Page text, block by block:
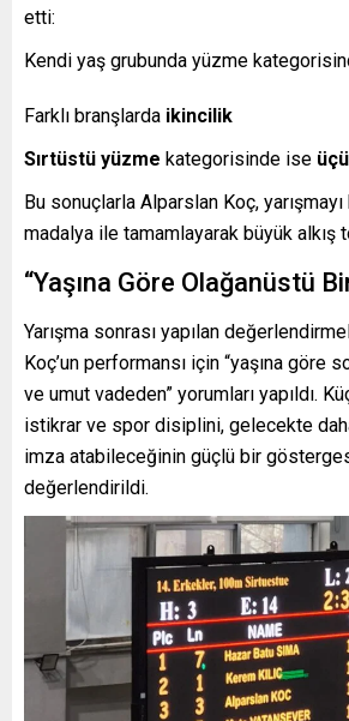
etti:
Kendi yaş grubunda yüzme
Farklı branşlarda ikincilik
Sırtüstü yüzme kategorisinde ise
Bu sonuçlarla Alparslan Koç,
madalya ile tamamlayarak büyük alkış
“Yaşına Göre Olağanüstü
Yarışma sonrası yapılan
Koç’un performansı için “yaşına göre
ve umut vadeden” yorumları yapıldı.
istikrar ve spor disiplini, gelecekte
imza atabileceğinin güçlü bir
değerlendirildi.